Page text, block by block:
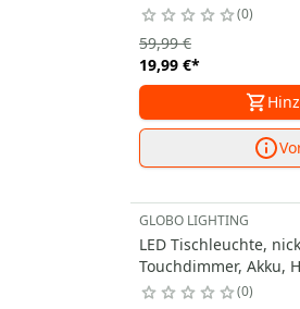
0
19,99 €*
59,99 €
GLOBO LIGHTING
LED Tischleuchte,
Touchdimmer, Akku,
0